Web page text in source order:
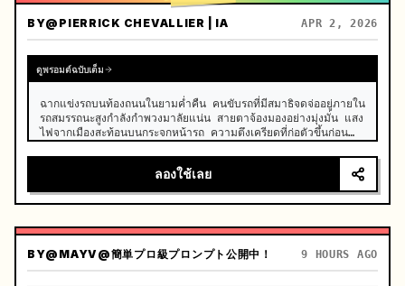
BY@PIERRICK CHEVALLIER | IA APR 2, 2026
ดูพรอมต์ฉบับเต็ม
ฉากแข่งรถบนท้องถนนในยามค่ำคืน คนขับรถที่มีสมาธิจดจ่ออยู่ภายใน
รถสมรรถนะสูงกำลังกำพวงมาลัยแน่น สายตาจ้องมองอย่างมุ่งมั่น แสง
ไฟจากเมืองสะท้อนบนกระจกหน้ารถ ความตึงเครียดที่ก่อตัวขึ้นก่อน
กล้อง: ระบบหลายมุมมองที่รวดเร็วพร้อมการเปลี่ยนผ่…
ลองใช้เลย
BY@MAYV@簡単プロ級プロンプト公開中！ 9 HOURS AGO